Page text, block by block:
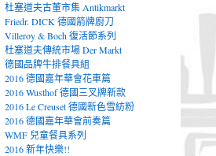
杜塞道夫古董市集 Antikmarkt
Friedr. DICK 德國箭牌廚刀
Villeroy & Boch 復活節系列
杜塞道夫傳統市場 Der Markt
德國品牌牛排餐具組
2016 德國嘉年華會花車篇
2016 Wusthof 德國三叉牌新款
2016 Le Creuset 德國新色雪紡粉
2016 德國嘉年華會前奏篇
WMF 兒童餐具系列
2016 新年快樂!!